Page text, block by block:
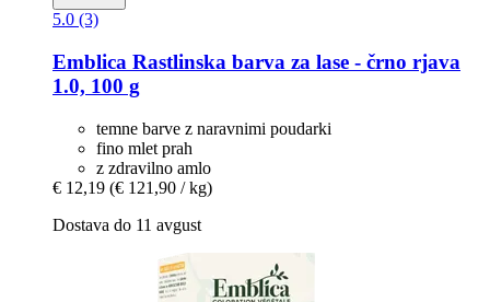
5.0 (3)
Emblica Rastlinska barva za lase -​ črno rjava
1.0, 100 g
temne barve z naravnimi poudarki
fino mlet prah
z zdravilno amlo
€ 12,19 (€ 121,90 / kg)
Dostava do 11 avgust